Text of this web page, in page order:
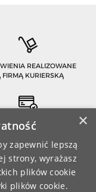
REALIZOWANE
FIRMĄ KURIERSKĄ
PŁATNOŚCI
×
zapewnić lepszą
strony, wyrażasz
plików cookie
plików cookie.